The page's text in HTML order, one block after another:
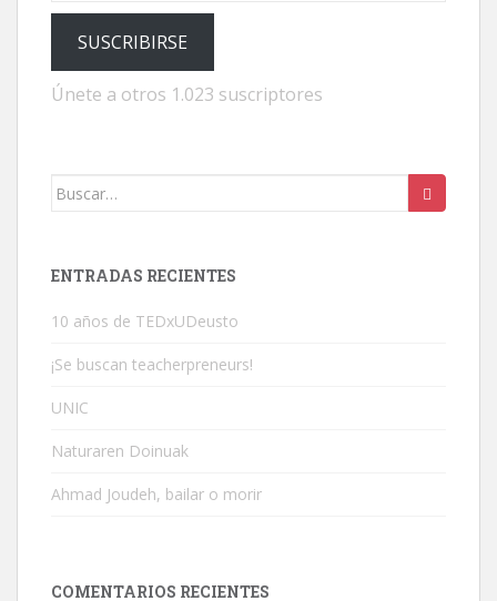
SUSCRIBIRSE
Únete a otros 1.023 suscriptores
Buscar:
ENTRADAS RECIENTES
10 años de TEDxUDeusto
¡Se buscan teacherpreneurs!
UNIC
Naturaren Doinuak
Ahmad Joudeh, bailar o morir
COMENTARIOS RECIENTES